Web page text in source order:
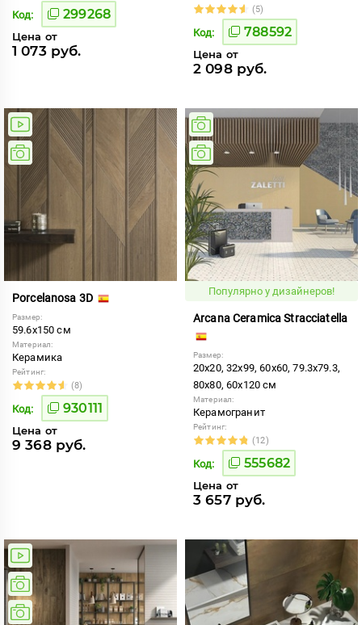
Код: 299268
Цена от
1 073 руб.
(5)
Код: 788592
Цена от
2 098 руб.
Porcelanosa 3D
Размер:
59.6x150 см
Материал:
Керамика
Рейтинг:
(8)
Код: 930111
Цена от
9 368 руб.
Популярно у дизайнеров!
Arcana Ceramica Stracciatella
Размер:
20x20, 32x99, 60x60, 79.3x79.3,
80x80, 60x120 см
Материал:
Керамогранит
Рейтинг:
(12)
Код: 555682
Цена от
3 657 руб.